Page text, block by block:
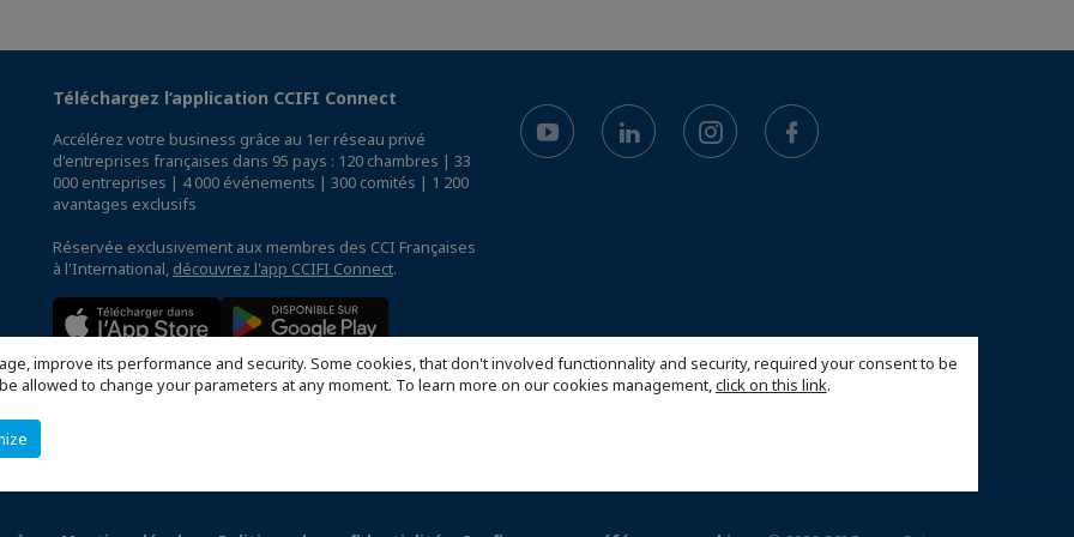
improve its performance and security. Some cookies, that don't involved functionnality and security, required your consent to be
allowed to change your parameters at any moment. To learn more on our cookies management,click on this link.
Téléchargez l’application CCIFI Connect
Accélérez votre business grâce au 1er réseau privé
d'entreprises françaises dans 95 pays : 120 chambres | 33
000 entreprises | 4 000 événements | 300 comités | 1 200
avantages exclusifs
Réservée exclusivement aux membres des CCI Françaises
à l'International, découvrez l'app CCIFI Connect.